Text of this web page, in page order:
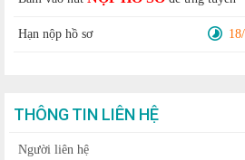
Hạn nộp hồ sơ
THÔNG TIN LIÊN HỆ
Người liên hệ